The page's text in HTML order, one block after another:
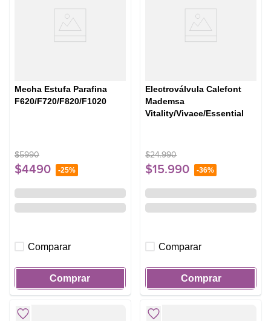
Mecha Estufa Parafina
F620/F720/F820/F1020
$5990
$4490 -25%
Comparar
Comprar
Electroválvula Calefont
Mademsa
Vitality/Vivace/Essential
$24.990
$15.990 -36%
Comparar
Comprar